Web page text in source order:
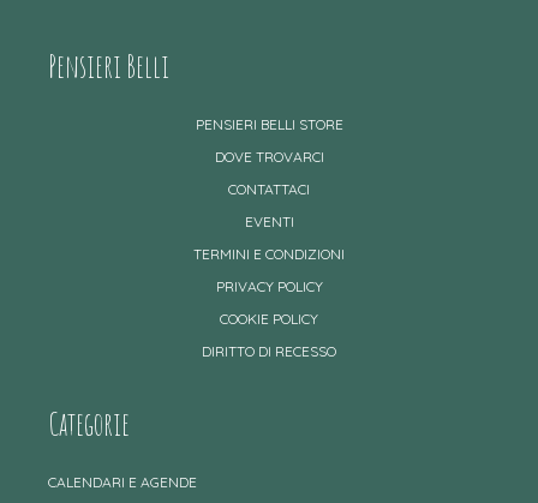
Pensieri Belli
PENSIERI BELLI STORE
DOVE TROVARCI
CONTATTACI
EVENTI
TERMINI E CONDIZIONI
PRIVACY POLICY
COOKIE POLICY
DIRITTO DI RECESSO
Categorie
CALENDARI E AGENDE